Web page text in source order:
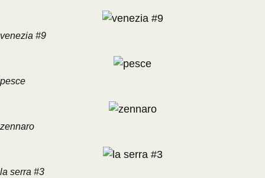
venezia #9
pesce
zennaro
la serra #3